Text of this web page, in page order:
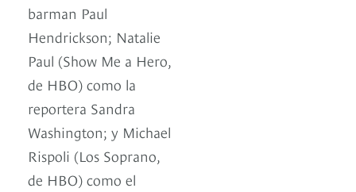
barman Paul
Hendrickson; Natalie
Paul (Show Me a Hero,
de HBO) como la
reportera Sandra
Washington; y Michael
Rispoli (Los Soprano,
de HBO) como el